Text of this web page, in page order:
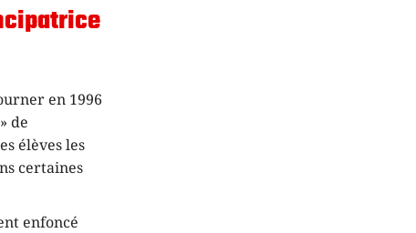
en 1996
de
élèves les
certaines
enfoncé